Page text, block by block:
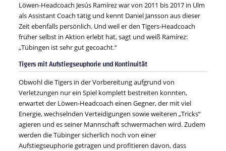
Löwen-Headcoach Jesús Ramírez war von 2011 bis 2017 in Ulm
als Assistant Coach tätig und kennt Daniel Jansson aus dieser
Zeit ebenfalls persönlich. Und weil er den Tigers-Headcoach
früher selbst in Aktion erlebt hat, sagt und weiß Ramírez:
„Tübingen ist sehr gut gecoacht.“
Tigers mit Aufstiegseuphorie und Kontinuität
Obwohl die Tigers in der Vorbereitung aufgrund von
Verletzungen nur ein Spiel komplett bestreiten konnten,
erwartet der Löwen-Headcoach einen Gegner, der mit viel
Energie, wechselnden Verteidigungen sowie weiteren „Tricks“
agieren und es seiner Mannschaft schwermachen wird. Zudem
werden die Tübinger sicherlich noch von einer
Aufstiegseuphorie getragen und profitieren davon, dass